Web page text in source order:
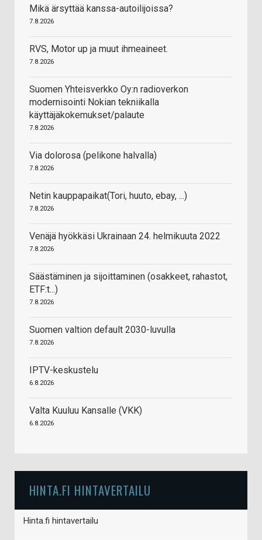
Mikä ärsyttää kanssa-autoilijoissa?
7.8.2026
RVS, Motor up ja muut ihmeaineet.
7.8.2026
Suomen Yhteisverkko Oy:n radioverkon
modernisointi Nokian tekniikalla
käyttäjäkokemukset/palaute
7.8.2026
Via dolorosa (pelikone halvalla)
7.8.2026
Netin kauppapaikat(Tori, huuto, ebay, ...)
7.8.2026
Venäjä hyökkäsi Ukrainaan 24. helmikuuta 2022
7.8.2026
Säästäminen ja sijoittaminen (osakkeet, rahastot,
ETF:t...)
7.8.2026
Suomen valtion default 2030-luvulla
7.8.2026
IPTV-keskustelu
6.8.2026
Valta Kuuluu Kansalle (VKK)
6.8.2026
HINTA.FI HINTAVERTAILU
Hinta.fi hintavertailu